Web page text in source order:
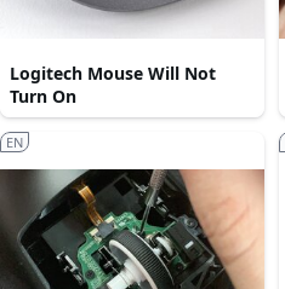
Logitech Mouse Will Not
Turn On
EN